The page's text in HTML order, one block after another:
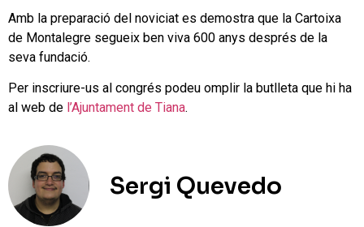
Amb la preparació del noviciat es demostra que la Cartoixa
de Montalegre segueix ben viva 600 anys després de la
seva fundació.
Per inscriure-us al congrés podeu omplir la butlleta que hi ha
al web de l’Ajuntament de Tiana.
Sergi Quevedo